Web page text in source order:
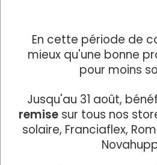
En cette période de
mieux qu'une bonne
pour moins
Jusqu'au 31 août,
remise sur tous nos
solaire, Franciaflex,